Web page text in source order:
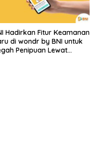
Hadirkan Fitur Keamanan
di wondr by BNI untuk
Penipuan Lewat